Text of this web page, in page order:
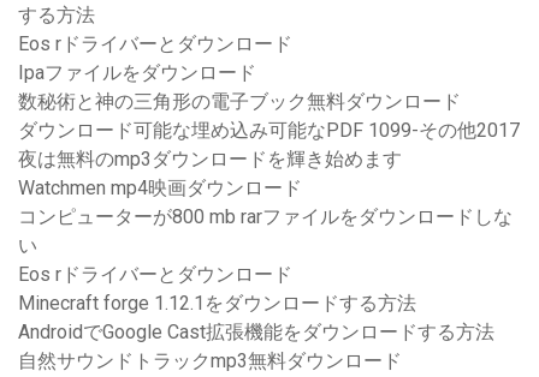
する方法
Eos rドライバーとダウンロード
Ipaファイルをダウンロード
数秘術と神の三角形の電子ブック無料ダウンロード
ダウンロード可能な埋め込み可能なPDF 1099-その他2017
夜は無料のmp3ダウンロードを輝き始めます
Watchmen mp4映画ダウンロード
コンピューターが800 mb rarファイルをダウンロードしな
い
Eos rドライバーとダウンロード
Minecraft forge 1.12.1をダウンロードする方法
AndroidでGoogle Cast拡張機能をダウンロードする方法
自然サウンドトラックmp3無料ダウンロード